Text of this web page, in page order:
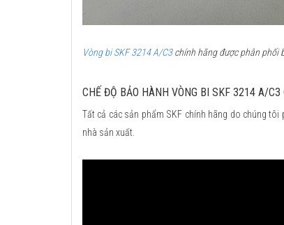
Vòng bi SKF 3214 A/C3chính hãng được phân phối
CHẾ ĐỘ BẢO HÀNH VÒNG BI SKF 3214 A/C3
Tất cả các sản phẩm SKF chính hãng do chúng
nhà sản xuất.